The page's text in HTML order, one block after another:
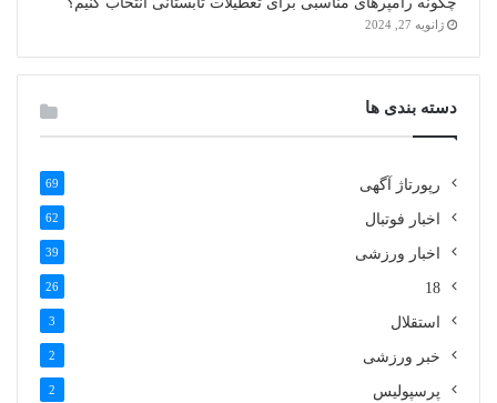
ژانویه 27, 2024
دسته بندی ها
رپورتاژ آگهی 69
اخبار فوتبال 62
اخبار ورزشی 39
18
26
استقلال 3
خبر ورزشی 2
پرسپولیس 2